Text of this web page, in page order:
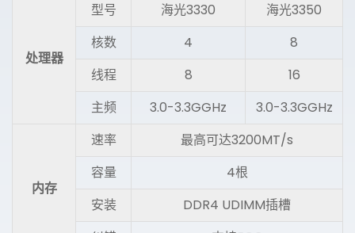
处理器
型号 海光3330
海光3350
核数
4
8
线程
8
16
主频
3.0-3.3GGHz 3.0-3.3GGHz
内存
速率
最高可达3200MT/s
容量
4根
安装
DDR4 UDIMM插槽